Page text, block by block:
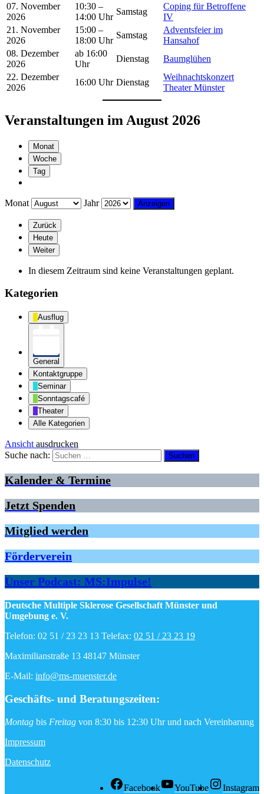
07. November
2026
10:30 –
14:00 Uhr
Samstag
Coping für Betroffene
IV
21. November
2026
15:00 –
18:00 Uhr
Samstag
Adventsfeier im
Hansahof
08. Dezember
2026
ab 16:00
Uhr
Dienstag
Baumglühen
22. Dezember
2026
16:00 Uhr Dienstag
Weihnachtskonzert
Theater Münster
Veranstaltungen im August 2026
Monat
Woche
Tag
Monat Jahr
Zurück
Heute
Weiter
In diesem Zeitraum sind keine Veranstaltungen geplant.
Kategorien
Ausflug
General
Kontaktgruppe
Seminar
Sonntagscafé
Theater
Alle Kategorien
Ansicht ausdrucken
Suche nach:
Kalender & Termine
Jetzt Spenden
Mitglied werden
Förderverein
Unser Podcast: MS:Impulse!
Deutsche Multiple Sklerose Gesellschaft Münster und
Umgebung e. V.
Telefon: 02 51 / 23 23 13 Telefax: 02 51 / 23 23 19
Maximilianstraße 13 48147 Münster
E-Mail: info@ms-muenster.de
Geschäfts- und Beratungszeiten:
Montag bis Freitag von 8:30 bis 12:30 Uhr und nach Vereinbarung
Impressum
Datenschutz
Facebook YouTube Instagram